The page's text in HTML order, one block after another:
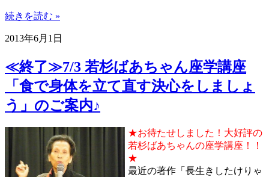
続きを読む »
2013年6月1日
≪終了≫7/3 若杉ばあちゃん座学講座
「食で身体を立て直す決心をしましょ
う」のご案内♪
★お待たせしました！大好評の
若杉ばあちゃんの座学講座！！
★
最近の著作「長生きしたけりゃ